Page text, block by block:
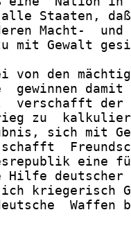
Staaten,
Macht-
mit Gewalt
von den
gewinnen
verschafft
zu
sich mit
eine
Hilfe
kriegerisch
Waffen